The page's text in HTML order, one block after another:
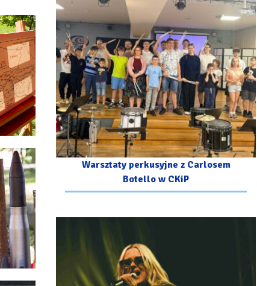
Warsztaty perkusyjne z Carlosem
Botello w CKiP